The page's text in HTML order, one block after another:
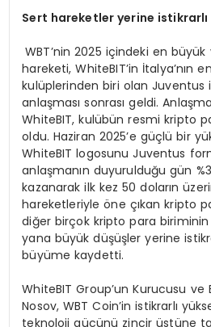
Sert hareketler yerine istikrarlı
WBT’nin 2025 içindeki en
hareketi, WhiteBIT’in İtalya’nın
kulüplerinden biri olan Juventus
anlaşması sonrası geldi.
WhiteBIT, kulübün resmi kripto
oldu. Haziran 2025’e güçlü bir
WhiteBIT logosunu Juventus
anlaşmanın duyurulduğu gün
kazanarak ilk kez 50 doların
hareketleriyle öne çıkan kripto
diğer birçok kripto para
yana büyük düşüşler yerine
büyüme kaydetti.
WhiteBIT Group’un Kurucusu ve
Nosov, WBT Coin’in istikrarlı
teknoloji gücünü zincir üstüne